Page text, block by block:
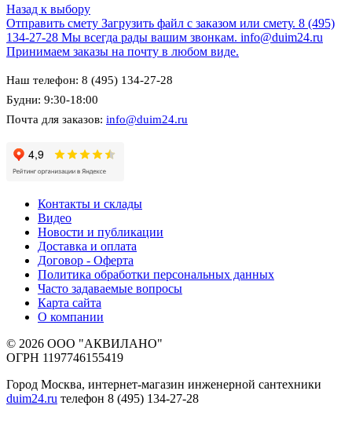
Назад к выбору
Отправить смету Загрузить файл с заказом или смету. 8 (495)
134-27-28 Мы всегда рады вашим звонкам. info@duim24.ru
Принимаем заказы на почту в любом виде.
Наш телефон: 8 (495) 134-27-28
Будни: 9:30-18:00
Почта для заказов: info@duim24.ru
Контакты и склады
Видео
Новости и публикации
Доставка и оплата
Договор - Оферта
Политика обработки персональных данных
Часто задаваемые вопросы
Карта сайта
О компании
© 2026 ООО "АКВИЛАНО"
ОГРН 1197746155419
Город Москва, интернет-магазин инженерной сантехники
duim24.ru телефон 8 (495) 134-27-28